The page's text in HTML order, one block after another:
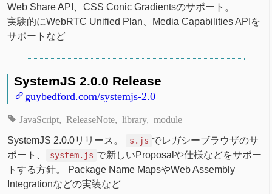
Web Share API、CSS Conic Gradientsのサポート。
実験的にWebRTC Unified Plan、Media Capabilities APIを
サポートなど
SystemJS 2.0.0 Release
guybedford.com/systemjs-2.0
JavaScript ReleaseNote library module
SystemJS 2.0.0リリース。 s.js でレガシーブラウザのサ
ポート、
system.js で新しいProposalや仕様などをサポー
トする方針。 Package Name MapsやWeb Assembly
Integrationなどの実装など